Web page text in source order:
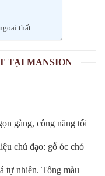
thất
TẠI MANSION
gàng, công năng tối
chủ đạo: gỗ óc chó
tự nhiên. Tông màu